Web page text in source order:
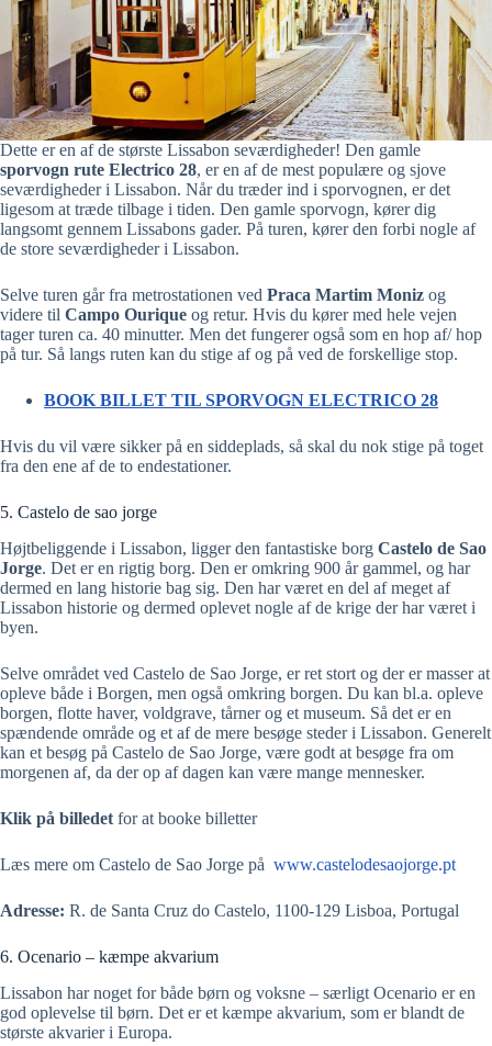
Dette er en af de største Lissabon seværdigheder! Den gamle
sporvogn rute Electrico 28, er en af de mest populære og sjove
seværdigheder i Lissabon. Når du træder ind i sporvognen, er det
ligesom at træde tilbage i tiden. Den gamle sporvogn, kører dig
langsomt gennem Lissabons gader. På turen, kører den forbi nogle af
de store seværdigheder i Lissabon.
Selve turen går fra metrostationen ved Praca Martim Moniz og
videre til Campo Ourique og retur. Hvis du kører med hele vejen
tager turen ca. 40 minutter. Men det fungerer også som en hop af/ hop
på tur. Så langs ruten kan du stige af og på ved de forskellige stop.
BOOK BILLET TIL SPORVOGN ELECTRICO 28
Hvis du vil være sikker på en siddeplads, så skal du nok stige på toget
fra den ene af de to endestationer.
5. Castelo de sao jorge
Højtbeliggende i Lissabon, ligger den fantastiske borg Castelo de Sao
Jorge. Det er en rigtig borg. Den er omkring 900 år gammel, og har
dermed en lang historie bag sig. Den har været en del af meget af
Lissabon historie og dermed oplevet nogle af de krige der har været i
byen.
Selve området ved Castelo de Sao Jorge, er ret stort og der er masser at
opleve både i Borgen, men også omkring borgen. Du kan bl.a. opleve
borgen, flotte haver, voldgrave, tårner og et museum. Så det er en
spændende område og et af de mere besøge steder i Lissabon. Generelt
kan et besøg på Castelo de Sao Jorge, være godt at besøge fra om
morgenen af, da der op af dagen kan være mange mennesker.
Klik på billedet for at booke billetter
Læs mere om Castelo de Sao Jorge på www.castelodesaojorge.pt
Adresse: R. de Santa Cruz do Castelo, 1100-129 Lisboa, Portugal
6. Ocenario – kæmpe akvarium
Lissabon har noget for både børn og voksne – særligt Ocenario er en
god oplevelse til børn. Det er et kæmpe akvarium, som er blandt de
største akvarier i Europa.